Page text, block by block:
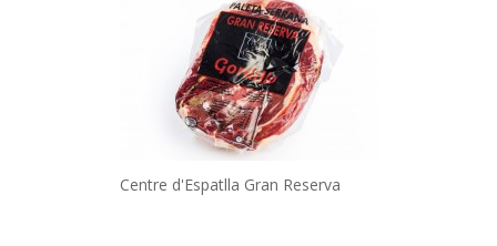
Centre d'Espatlla Gran Reserva